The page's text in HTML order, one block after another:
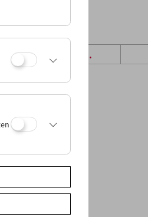
Sa 31.7.